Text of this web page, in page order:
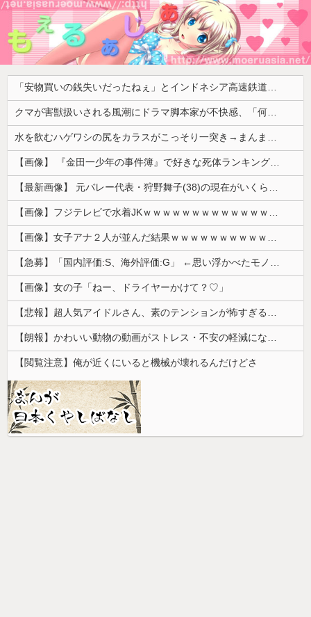
「安物買いの銭失いだったねぇ」とインドネシア高速鉄道の最終処分に日本側騒然、国家予算は使わないというと何が財源なんだ？
クマが害獣扱いされる風潮にドラマ脚本家が不快感、「何度もクマに会ったことがあるけど全然怖くなかった」と主張しており……
水を飲むハゲワシの尻をカラスがこっそり一突き→まんまと追い払って水皿ひとり占め【海外の反応】
【画像】 『金田一少年の事件簿』で好きな死体ランキング１位がこちら！
【最新画像】 元バレー代表・狩野舞子(38)の現在がいくらなんでも即ハボすぎる！
【画像】フジテレビで水着JKｗｗｗｗｗｗｗｗｗｗｗｗｗｗｗｗ
【画像】女子アナ２人が並んだ結果ｗｗｗｗｗｗｗｗｗｗｗｗｗｗｗｗｗｗｗｗｗｗｗｗｗｗｗｗｗｗ 【Pickup06072014】
【急募】「国内評価:S、海外評価:G」 ←思い浮かべたモノwwwwwwww
【画像】女の子「ねー、ドライヤーかけて？♡」
【悲報】超人気アイドルさん、素のテンションが怖すぎると話題に・・・
【朗報】かわいい動物の動画がストレス・不安の軽減になる可能性。英大学の研究で実証
【閲覧注意】俺が近くにいると機械が壊れるんだけどさ